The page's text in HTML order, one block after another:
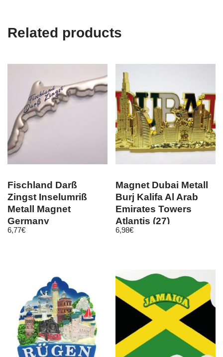
Related products
Fischland Darß
Zingst Inselumriß
Metall Magnet
Germany
Deutschland
6,77€
Magnet Dubai Metall
Burj Kalifa Al Arab
Emirates Towers
Atlantis (27)
6,98€